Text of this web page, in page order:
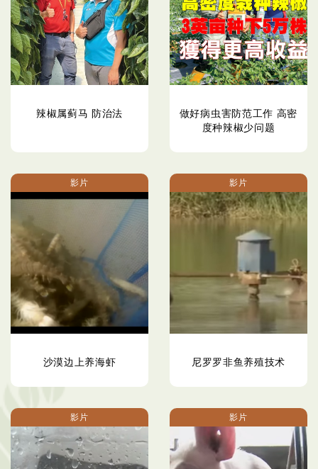
辣椒属蓟马 防治法
做好病虫害防范工作 高密
度种辣椒少问题
影片
沙漠边上养海虾
影片
尼罗罗非鱼养殖技术
影片 影片